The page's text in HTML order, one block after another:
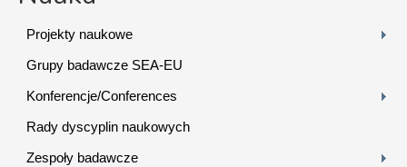
Projekty naukowe
Grupy badawcze SEA-EU
Konferencje/Conferences
Rady dyscyplin naukowych
Zespoły badawcze